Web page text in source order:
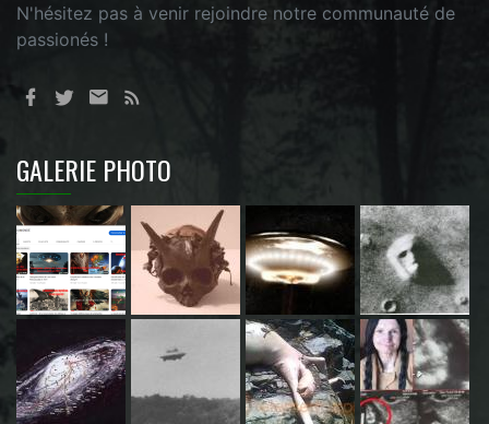
N'hésitez pas à venir rejoindre notre communauté de
passionés !
GALERIE PHOTO